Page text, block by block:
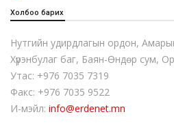
Холбоо барих
Нутгийн удирдлагын ордон,
Хүрэнбулаг баг, Баян-Өндөр сум,
Утас: +976 7035 7319
Факс: +976 7035 9522
И-мэйл: info@erdenet.mn